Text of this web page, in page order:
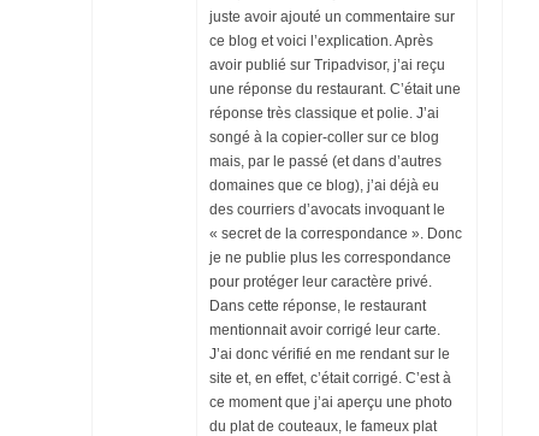
juste avoir ajouté un commentaire sur
ce blog et voici l’explication. Après
avoir publié sur Tripadvisor, j’ai reçu
une réponse du restaurant. C’était une
réponse très classique et polie. J’ai
songé à la copier-coller sur ce blog
mais, par le passé (et dans d’autres
domaines que ce blog), j’ai déjà eu
des courriers d’avocats invoquant le
« secret de la correspondance ». Donc
je ne publie plus les correspondance
pour protéger leur caractère privé.
Dans cette réponse, le restaurant
mentionnait avoir corrigé leur carte.
J’ai donc vérifié en me rendant sur le
site et, en effet, c’était corrigé. C’est à
ce moment que j’ai aperçu une photo
du plat de couteaux, le fameux plat